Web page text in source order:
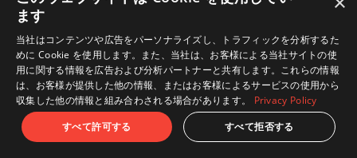
ENGLISH
ます
当社はコンテンツや広告をパーソナライズし、トラフィックを分析するた
めに Cookie を使用します。また、当社は、お客様による当社サイトの使
用に関する情報を広告および分析パートナーと共有します。これらの情報
は、お客様が提供した他の情報、またはお客様によるサービスの使用から
収集した他の情報と組み合わされる場合があります。
Privacy Policy
すべて許可する
すべて拒否する